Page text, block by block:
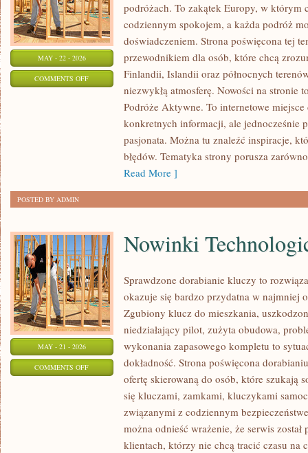
MAY - 22 - 2026
COMMENTS OFFON
podróżach. To zakątek Europy, w którym
codziennym spokojem, a każda podróż
doświadczeniem. Strona poświęcona tej
przewodnikiem dla osób, które chcą
Finlandii, Islandii oraz północnych
niezwykłą atmosferę. Nowości na stronie
Podróże Aktywne. To internetowe
konkretnych informacji, ale jednocześnie
pasjonata. Można tu znaleźć inspiracje,
błędów. Tematyka strony porusza
Read More ]
POSTED BY ADMIN
MAY - 21 - 2026
COMMENTS OFFON
TECHNOLOGICZNE
Nowinki
Sprawdzone dorabianie kluczy to
okazuje się bardzo przydatna w najmniej
Zgubiony klucz do mieszkania,
niedziałający pilot, zużyta obudowa,
wykonania zapasowego kompletu to
dokładność. Strona poświęcona
ofertę skierowaną do osób, które szukają
się kluczami, zamkami, kluczykami
związanymi z codziennym
można odnieść wrażenie, że serwis
klientach, którzy nie chcą tracić czasu na